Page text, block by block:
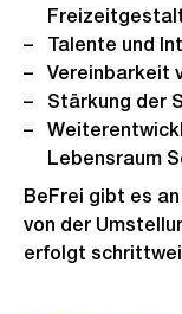
Talente und
Vereinbarkeit
Stärkung der
Lebensraum
BeFrei gibt es
von der
erfolgt